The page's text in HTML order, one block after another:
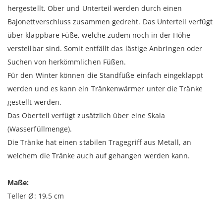
hergestellt. Ober und Unterteil werden durch einen
Bajonettverschluss zusammen gedreht. Das Unterteil verfügt
über klappbare Füße, welche zudem noch in der Höhe
verstellbar sind. Somit entfällt das lästige Anbringen oder
Suchen von herkömmlichen Füßen.
Für den Winter können die Standfüße einfach eingeklappt
werden und es kann ein Tränkenwärmer unter die Tränke
gestellt werden.
Das Oberteil verfügt zusätzlich über eine Skala
(Wasserfüllmenge).
Die Tränke hat einen stabilen Tragegriff aus Metall, an
welchem die Tränke auch auf gehangen werden kann.
Maße:
Teller Ø: 19,5 cm